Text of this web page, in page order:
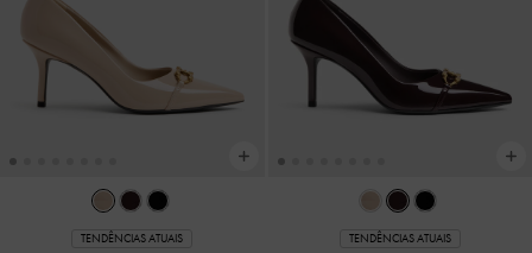
TENDÊNCIAS ATUAIS TENDÊNCIAS ATUAIS